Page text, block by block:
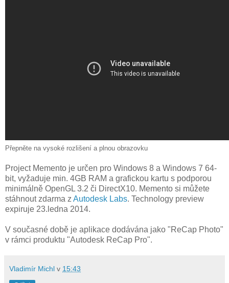
Přepněte na vysoké rozlišení a plnou obrazovku
Project Memento je určen pro Windows 8 a Windows 7 64-
bit, vyžaduje min. 4GB RAM a grafickou kartu s podporou
minimálně OpenGL 3.2 či DirectX10. Memento si můžete
stáhnout zdarma z Autodesk Labs. Technology preview
expiruje 23.ledna 2014.
V současné době je aplikace dodávána jako "ReCap Photo"
v rámci produktu "Autodesk ReCap Pro".
Vladimír Michl v 15:43